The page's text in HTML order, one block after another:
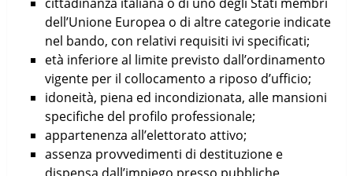
dell’Unione Europea o di altre categorie indicate
nel bando, con relativi requisiti ivi specificati;
età inferiore al limite previsto dall’ordinamento
vigente per il collocamento a riposo d’ufficio;
idoneità, piena ed incondizionata, alle mansioni
specifiche del profilo professionale;
appartenenza all’elettorato attivo;
assenza provvedimenti di destituzione e